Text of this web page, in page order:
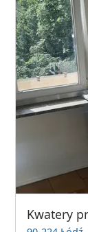
Kwatery